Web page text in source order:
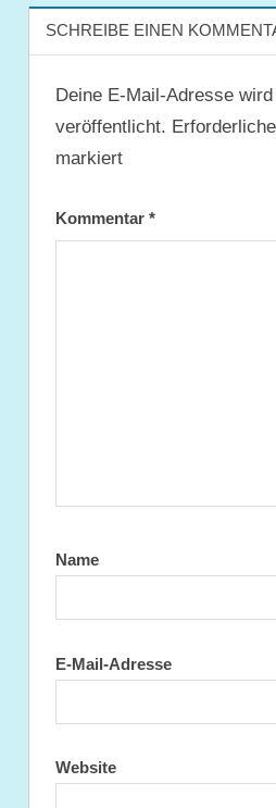
SCHREIBE EINEN
Deine E-Mail-Adresse
veröffentlicht.
markiert
Kommentar *
Name
E-Mail-Adresse
Website